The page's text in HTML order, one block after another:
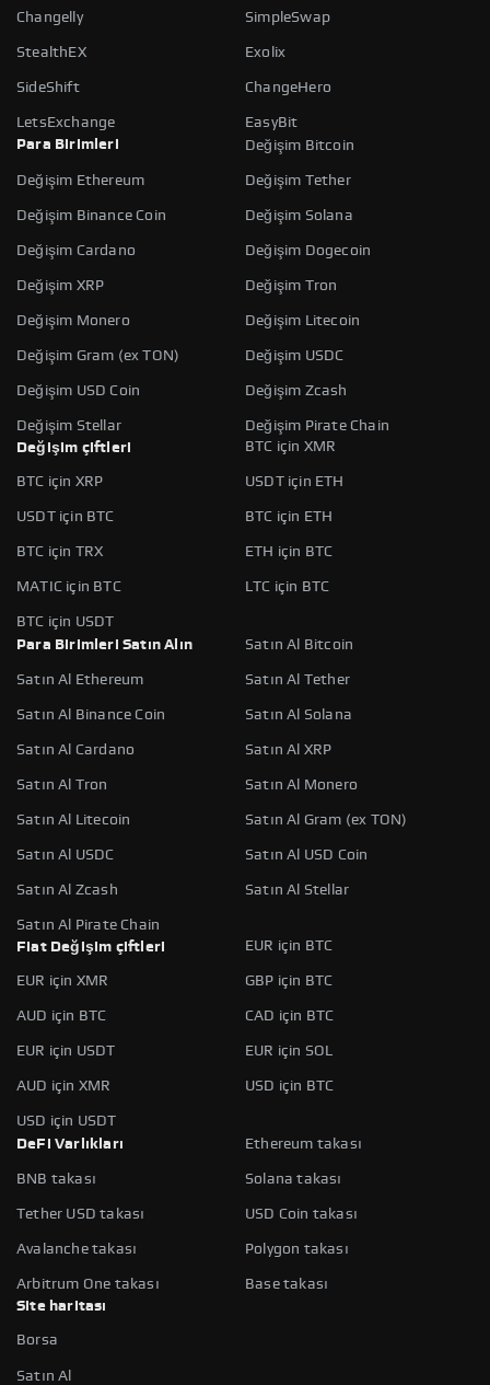
Changelly SimpleSwap
StealthEX Exolix
SideShift ChangeHero
LetsExchange
EasyBit
Para Birimleri
Değişim Bitcoin
Değişim Ethereum Değişim Tether
Değişim Binance Coin Değişim Solana
Değişim Cardano Değişim Dogecoin
Değişim XRP Değişim Tron
Değişim Monero Değişim Litecoin
Değişim Gram (ex TON) Değişim USDC
Değişim USD Coin Değişim Zcash
Değişim Stellar
Değişim Pirate Chain
Değişim çiftleri
BTC için XMR
BTC için XRP USDT için ETH
USDT için BTC BTC için ETH
BTC için TRX ETH için BTC
MATIC için BTC LTC için BTC
BTC için USDT
Para Birimleri Satın Alın
Satın Al Bitcoin
Satın Al Ethereum Satın Al Tether
Satın Al Binance Coin Satın Al Solana
Satın Al Cardano Satın Al XRP
Satın Al Tron Satın Al Monero
Satın Al Litecoin Satın Al Gram (ex TON)
Satın Al USDC Satın Al USD Coin
Satın Al Zcash Satın Al Stellar
Satın Al Pirate Chain
Fiat Değişim çiftleri
EUR için BTC
EUR için XMR GBP için BTC
AUD için BTC CAD için BTC
EUR için USDT EUR için SOL
AUD için XMR USD için BTC
USD için USDT
DeFi Varlıkları
Ethereum takası
BNB takası Solana takası
Tether USD takası USD Coin takası
Avalanche takası Polygon takası
Arbitrum One takası
Base takası
Site haritası
Borsa
Satın Al